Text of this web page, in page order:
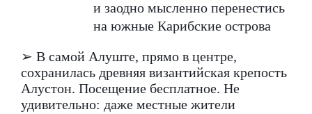
и заодно мысленно перенестись
на южные Карибские острова
➢ В самой Алуште, прямо в центре,
сохранилась древняя византийская крепость
Алустон. Посещение бесплатное. Не
удивительно: даже местные жители